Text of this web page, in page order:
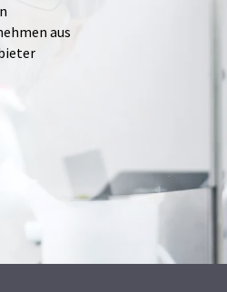
aus